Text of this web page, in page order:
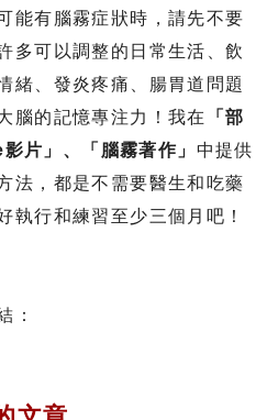
能有腦霧症狀時，請先不要
多可以調整的日常生活、飲
緒、發炎疼痛、腸胃道問題
腦的記憶專注力！我在
「部
片」、「腦霧著作」 中提供
法，都是不需要醫生和吃藥
執行和練習至少三個月吧！
：